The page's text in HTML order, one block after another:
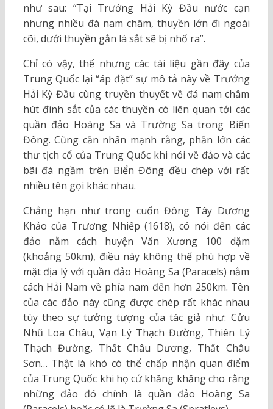
như sau: “Tại Trướng Hải Kỳ Đầu nước cạn
nhưng nhiều đá nam châm, thuyền lớn đi ngoài
cõi, dưới thuyền gắn lá sắt sẽ bị nhổ ra”.
Chỉ có vậy, thế nhưng các tài liệu gần đây của
Trung Quốc lại “áp đặt” sự mô tả này về Trướng
Hải Kỳ Đầu cùng truyền thuyết về đá nam châm
hút đinh sắt của các thuyền có liên quan tới các
quần đảo Hoàng Sa và Trường Sa trong Biển
Đông. Cũng cần nhấn mạnh rằng, phần lớn các
thư tịch cổ của Trung Quốc khi nói về đảo và các
bãi đá ngầm trên Biển Đông đều chép với rất
nhiều tên gọi khác nhau.
Chẳng hạn như trong cuốn Đông Tây Dương
Khảo của Trương Nhiếp (1618), có nói đến các
đảo nằm cách huyện Văn Xương 100 dặm
(khoảng 50km), điều này không thể phù hợp về
mặt địa lý với quần đảo Hoàng Sa (Paracels) nằm
cách Hải Nam về phía nam đến hơn 250km. Tên
của các đảo này cũng được chép rất khác nhau
tùy theo sự tưởng tượng của tác giả như: Cửu
Nhũ Loa Châu, Vạn Lý Thạch Đường, Thiên Lý
Thạch Đường, Thất Châu Dương, Thất Châu
Sơn… Thật là khó có thể chấp nhận quan điểm
của Trung Quốc khi họ cứ khăng khăng cho rằng
những đảo đó chính là quần đảo Hoàng Sa